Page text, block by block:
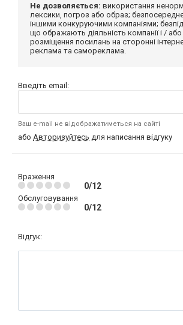
Не дозволяється: використання
лексики, погроз або образ;
іншими конкуруючими компаніями;
що ображають діяльність компанії і / або
розміщення посилань на сторонні
реклама та самореклама.
Введіть email:
Ваш e-mail не відображатиметься на сайті
або Авторизуйтесь для написання відгуку
Враження
0/12
Обслуговування
0/12
Відгук: